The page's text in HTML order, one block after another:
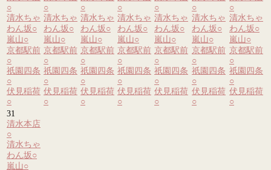
○
清水ちゃ
わん坂○
嵐山○
京都駅前
○
祇園四条
○
伏見稲荷
○
○
清水ちゃ
わん坂○
嵐山○
京都駅前
○
祇園四条
○
伏見稲荷
○
○
清水ちゃ
わん坂○
嵐山○
京都駅前
○
祇園四条
○
伏見稲荷
○
○
清水ちゃ
わん坂○
嵐山○
京都駅前
○
祇園四条
○
伏見稲荷
○
○
清水ちゃ
わん坂○
嵐山○
京都駅前
○
祇園四条
○
伏見稲荷
○
○
清水ちゃ
わん坂○
嵐山○
京都駅前
○
祇園四条
○
伏見稲荷
○
○
清水ちゃ
わん坂○
嵐山○
京都駅前
○
祇園四条
○
伏見稲荷
○
31
清水本店
○
清水ちゃ
わん坂○
嵐山○